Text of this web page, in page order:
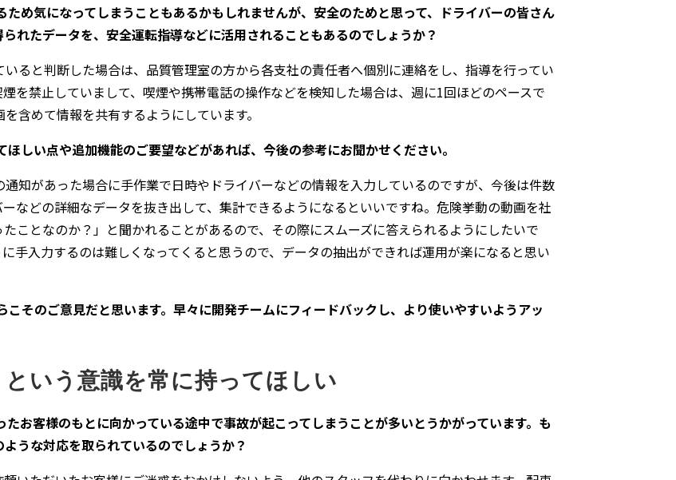
め気になってしまうこともあるかもしれませんが、安全のためと思って、ドライバーの皆さん
れたデータを、安全運転指導などに活用されることもあるのでしょうか？
ると判断した場合は、品質管理室の方から各支社の責任者へ個別に連絡をし、指導を行ってい
を禁止していまして、喫煙や携帯電話の操作などを検知した場合は、週に1回ほどのペースで
含めて情報を共有するようにしています。
しい点や追加機能のご要望などがあれば、今後の参考にお聞かせください。
知があった場合に手作業で日時やドライバーなどの情報を入力しているのですが、今後は件数
などの詳細なデータを抜き出して、集計できるようになるといいですね。危険挙動の動画を社
ことなのか？」と聞かれることがあるので、その際にスムーズに答えられるようにしたいで
手入力するのは難しくなってくると思うので、データの抽出ができれば運用が楽になると思い
そのご意見だと思います。早々に開発チームにフィードバックし、より使いやすいようアッ
という意識を常に持ってほしい
お客様のもとに向かっている途中で事故が起こってしまうことが多いとうかがっています。も
うな対応を取られているのでしょうか？